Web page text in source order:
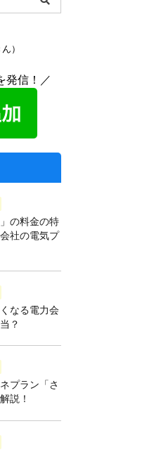
）
発信！／
の料金の特
社の電気プ
なる電力会
？
プラン「さ
説！